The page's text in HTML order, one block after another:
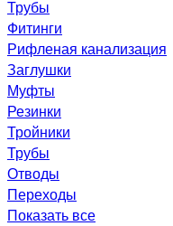
Трубы
Фитинги
Рифленая канализация
Заглушки
Муфты
Резинки
Тройники
Трубы
Отводы
Переходы
Показать все